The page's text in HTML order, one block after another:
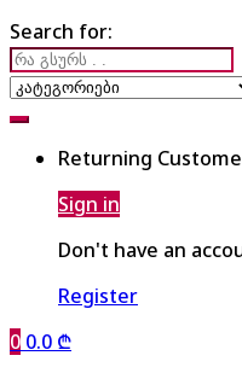
Search for:
Returning
Sign in
Don't have an
Register
0 0.0 ₾